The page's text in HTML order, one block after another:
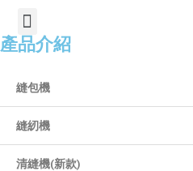
產品介紹
縫包機
縫紉機
清縫機(新款)